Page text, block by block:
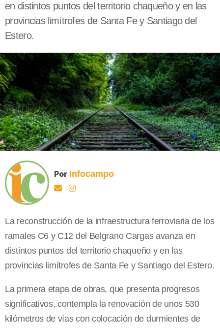
en distintos puntos del territorio chaqueño y en las
provincias limítrofes de Santa Fe y Santiago del
Estero.
Por Infocampo
La reconstrucción de la infraestructura ferroviaria de los
ramales C6 y C12 del Belgrano Cargas avanza en
distintos puntos del territorio chaqueño y en las
provincias limítrofes de Santa Fe y Santiago del Estero.
La primera etapa de obras, que presenta progresos
significativos, contempla la renovación de unos 530
kilómetros de vías con colocación de durmientes de